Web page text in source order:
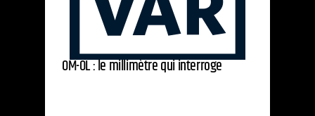
OM-OL : le millimètre qui interroge